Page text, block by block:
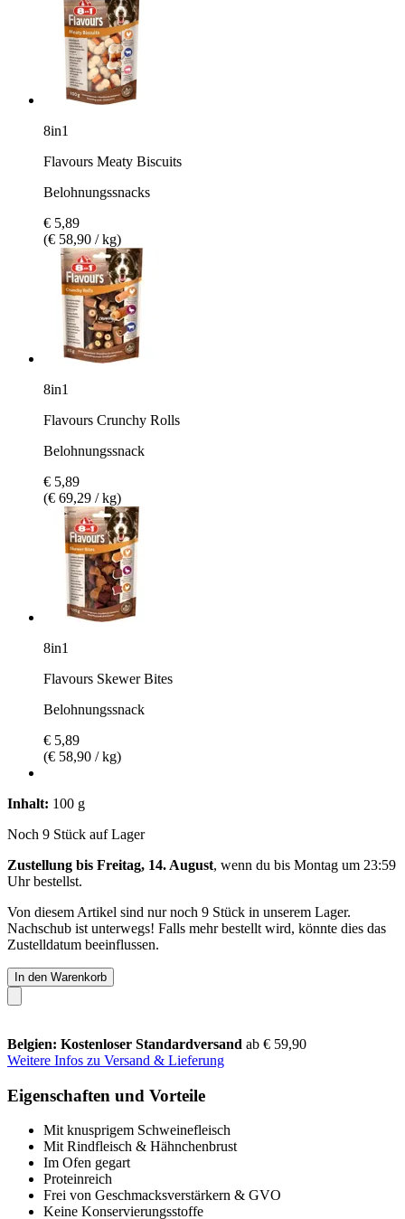
8in1
Flavours Meaty Biscuits
Belohnungssnacks
€ 5,89
(€ 58,90 / kg)
8in1
Flavours Crunchy Rolls
Belohnungssnack
€ 5,89
(€ 69,29 / kg)
8in1
Flavours Skewer Bites
Belohnungssnack
€ 5,89
(€ 58,90 / kg)
Inhalt: 100 g
Noch 9 Stück auf Lager
Zustellung bis Freitag, 14. August, wenn du bis Montag um 23:59
Uhrbestellst.
Von diesem Artikel sind nur noch 9 Stück in unserem Lager.
Nachschub ist unterwegs! Falls mehr bestellt wird, könnte dies das
Zustelldatum beeinflussen.
In den Warenkorb
Belgien: Kostenloser Standardversand ab € 59,90
Weitere Infos zu Versand & Lieferung
Eigenschaften und Vorteile
Mit knusprigem Schweinefleisch
Mit Rindfleisch & Hähnchenbrust
Im Ofen gegart
Proteinreich
Frei von Geschmacksverstärkern & GVO
Keine Konservierungsstoffe